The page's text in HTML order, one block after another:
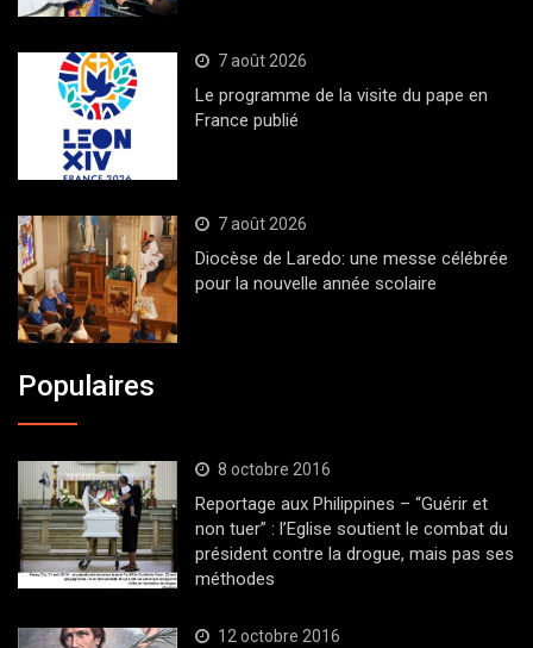
7 août 2026
Le programme de la visite du pape en
France publié
7 août 2026
Diocèse de Laredo: une messe célébrée
pour la nouvelle année scolaire
Populaires
8 octobre 2016
Reportage aux Philippines – “Guérir et
non tuer” : l’Eglise soutient le combat du
président contre la drogue, mais pas ses
méthodes
12 octobre 2016